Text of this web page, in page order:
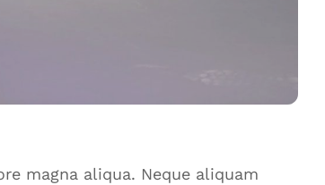
magna aliqua. Neque aliquam